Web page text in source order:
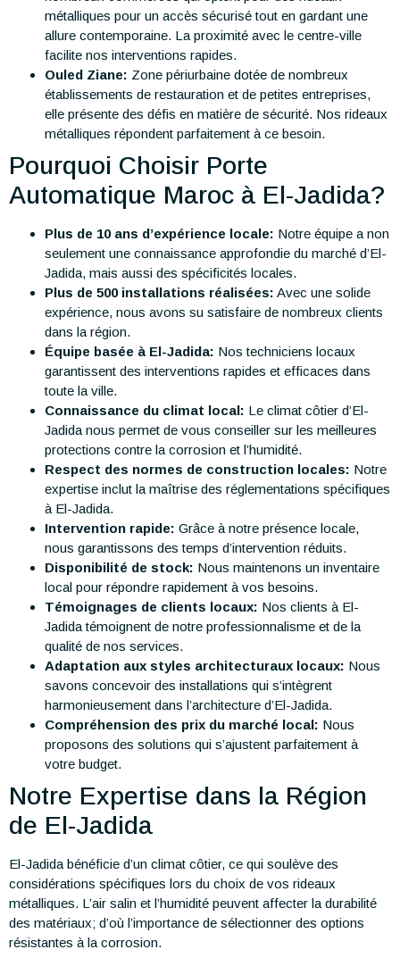
métalliques pour un accès sécurisé tout en gardant une
allure contemporaine. La proximité avec le centre-ville
facilite nos interventions rapides.
Ouled Ziane: Zone périurbaine dotée de nombreux
établissements de restauration et de petites entreprises,
elle présente des défis en matière de sécurité. Nos rideaux
métalliques répondent parfaitement à ce besoin.
Pourquoi Choisir Porte
Automatique Maroc à El-Jadida?
Plus de 10 ans d’expérience locale: Notre équipe a non
seulement une connaissance approfondie du marché d’El-
Jadida, mais aussi des spécificités locales.
Plus de 500 installations réalisées: Avec une solide
expérience, nous avons su satisfaire de nombreux clients
dans la région.
Équipe basée à El-Jadida: Nos techniciens locaux
garantissent des interventions rapides et efficaces dans
toute la ville.
Connaissance du climat local: Le climat côtier d’El-
Jadida nous permet de vous conseiller sur les meilleures
protections contre la corrosion et l’humidité.
Respect des normes de construction locales: Notre
expertise inclut la maîtrise des réglementations spécifiques
à El-Jadida.
Intervention rapide: Grâce à notre présence locale,
nous garantissons des temps d’intervention réduits.
Disponibilité de stock: Nous maintenons un inventaire
local pour répondre rapidement à vos besoins.
Témoignages de clients locaux: Nos clients à El-
Jadida témoignent de notre professionnalisme et de la
qualité de nos services.
Adaptation aux styles architecturaux locaux: Nous
savons concevoir des installations qui s’intègrent
harmonieusement dans l’architecture d’El-Jadida.
Compréhension des prix du marché local: Nous
proposons des solutions qui s’ajustent parfaitement à
votre budget.
Notre Expertise dans la Région
de El-Jadida
El-Jadida bénéficie d’un climat côtier, ce qui soulève des
considérations spécifiques lors du choix de vos rideaux
métalliques. L’air salin et l’humidité peuvent affecter la durabilité
des matériaux; d’où l’importance de sélectionner des options
résistantes à la corrosion.